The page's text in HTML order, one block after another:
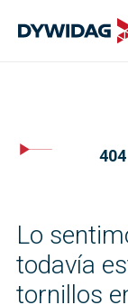
Lo
todavía
tornillos